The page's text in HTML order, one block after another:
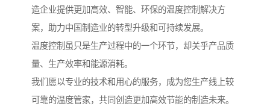
造企业提供更加高效、智能、环保的温度控制解决方
案，助力中国制造业的转型升级和可持续发展。
温度控制虽只是生产过程中的一个环节，却关乎产品质
量、生产效率和能源消耗。
我们愿以专业的技术和用心的服务，成为您生产线上较
可靠的温度管家，共同创造更加高效节能的制造未来。